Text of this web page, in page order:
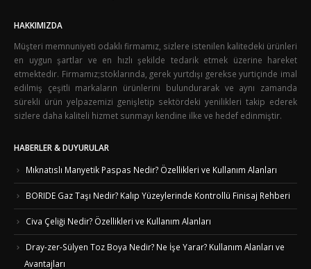
HAKKIMIZDA
Müşteri memnuniyeti odaklı firmamız, sizlere istenilen kalitedeki ürünleri
en uygun şartlar ve en hızlı şekilde tedarik etmek üzerine hareket
etmektedir. Firmamız;stoklarında, gerek yurtdışı gerekse yurtiçinde imal
edilmiş çeşitli markaların ürünlerini bulundurarak ve aynı zamanda
sürekli ürün yelpazemizi genişletip sektördeki yenilikleri takip ederek
sizlere daha kaliteli hizmet sunmayı kendine ilke ve hedef edinmiştir.
HABERLER & DUYURULAR
Mıknatıslı Manyetik Paspas Nedir? Özellikleri ve Kullanım Alanları
BORIDE Gaz Taşı Nedir? Kalıp Yüzeylerinde Kontrollü Finisaj Rehberi
Civa Çeliği Nedir? Özellikleri ve Kullanım Alanları
Dray-zer-Sülyen Toz Boya Nedir? Ne İşe Yarar? Kullanım Alanları ve
Avantajları